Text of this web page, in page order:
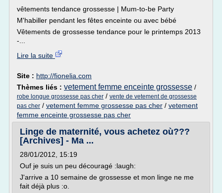
vêtements tendance grossesse | Mum-to-be Party
M'habiller pendant les fêtes enceinte ou avec bébé
Vêtements de grossesse tendance pour le printemps 2013
-...
Lire la suite
Site : http://fionelia.com
Thèmes liés : vetement femme enceinte grossesse /
robe longue grossesse pas cher / vente de vetement de grossesse
pas cher / vetement femme grossesse pas cher / vetement
femme enceinte grossesse pas cher
Linge de maternité, vous achetez où???
[Archives] - Ma ...
28/01/2012, 15:19
Ouf je suis un peu découragé :laugh:
J'arrive a 10 semaine de grossesse et mon linge ne me
fait déjà plus :o.